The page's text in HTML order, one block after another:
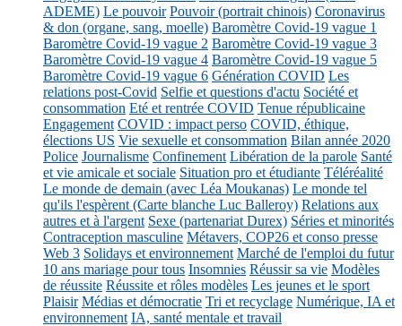
ADEME) Le pouvoir Pouvoir (portrait chinois) Coronavirus
& don (organe, sang, moelle) Baromètre Covid-19 vague 1
Baromètre Covid-19 vague 2 Baromètre Covid-19 vague 3
Baromètre Covid-19 vague 4 Baromètre Covid-19 vague 5
Baromètre Covid-19 vague 6 Génération COVID Les
relations post-Covid Selfie et questions d'actu Société et
consommation Eté et rentrée COVID Tenue républicaine
Engagement COVID : impact perso COVID, éthique,
élections US Vie sexuelle et consommation Bilan année 2020
Police Journalisme Confinement Libération de la parole Santé
et vie amicale et sociale Situation pro et étudiante Téléréalité
Le monde de demain (avec Léa Moukanas) Le monde tel
qu'ils l'espèrent (Carte blanche Luc Balleroy) Relations aux
autres et à l'argent Sexe (partenariat Durex) Séries et minorités
Contraception masculine Métavers, COP26 et conso presse
Web 3 Solidays et environnement Marché de l'emploi du futur
10 ans mariage pour tous Insomnies Réussir sa vie Modèles
de réussite Réussite et rôles modèles Les jeunes et le sport
Plaisir Médias et démocratie Tri et recyclage Numérique, IA et
environnement IA, santé mentale et travail